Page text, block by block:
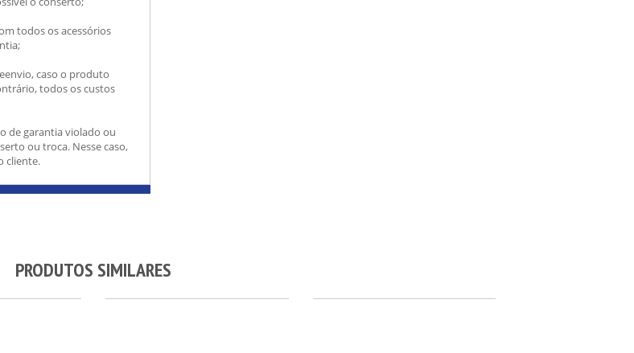
todos os acessórios
caso o produto
todos os custos
de garantia violado ou
ou troca. Nesse caso,
cliente.
PRODUTOS SIMILARES